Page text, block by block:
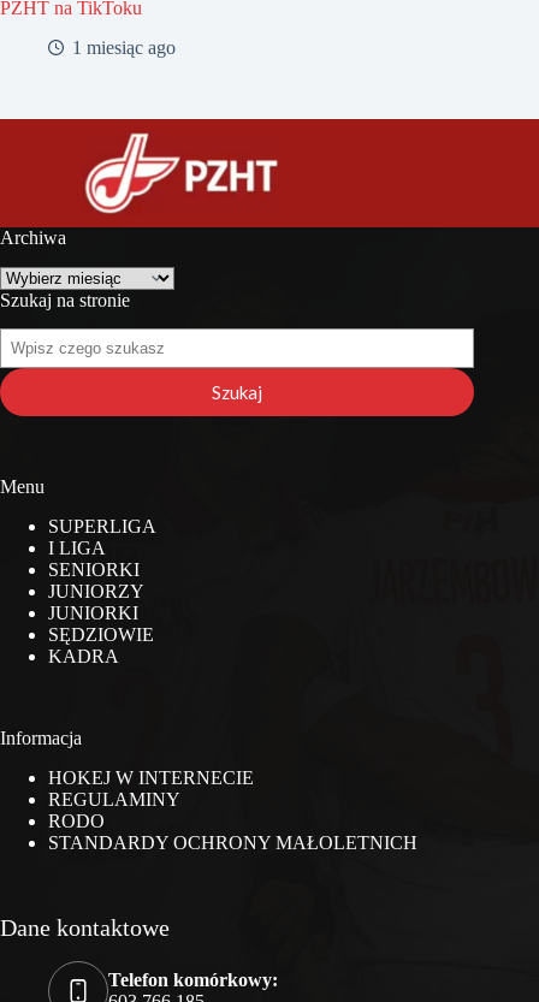
PZHT na TikToku
1 miesiąc ago
Archiwa
Archiwa
Szukaj na stronie
Szukaj
na
stronie
Szukaj
Menu
SUPERLIGA
I LIGA
SENIORKI
JUNIORZY
JUNIORKI
SĘDZIOWIE
KADRA
Informacja
HOKEJ W INTERNECIE
REGULAMINY
RODO
STANDARDY OCHRONY MAŁOLETNICH
Dane kontaktowe
Telefon komórkowy: